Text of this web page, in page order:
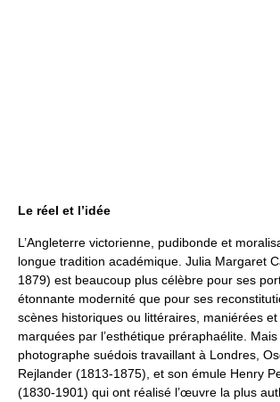
Le réel et l’idée
L’Angleterre victorienne, pudibonde et
longue tradition académique. Julia Margaret
1879) est beaucoup plus célèbre pour ses
étonnante modernité que pour ses
scènes historiques ou littéraires, maniérées
marquées par l’esthétique préraphaélite. Mais
photographe suédois travaillant à Londres,
Rejlander (1813-1875), et son émule Henry
(1830-1901) qui ont réalisé l’œuvre la plus